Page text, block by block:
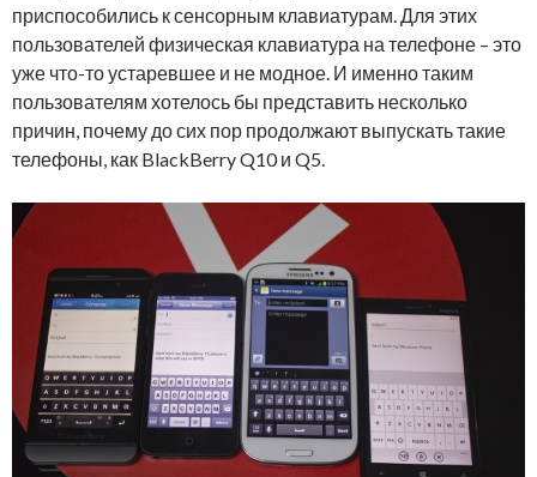
приспособились к сенсорным клавиатурам. Для этих
пользователей физическая клавиатура на телефоне – это
уже что-то устаревшее и не модное. И именно таким
пользователям хотелось бы представить несколько
причин, почему до сих пор продолжают выпускать такие
телефоны, как BlackBerry Q10 и Q5.